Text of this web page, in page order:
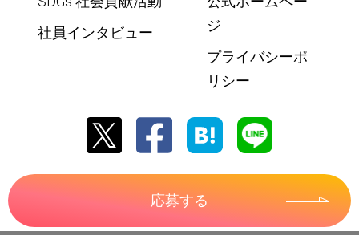
応募する
社員インタビュー
ジ
プライバシーポ
リシー